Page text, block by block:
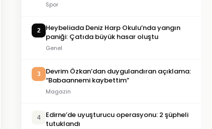
Spor
2
Heybeliada Deniz Harp Okulu’nda yangın
paniği: Çatıda büyük hasar oluştu
Genel
3
Devrim Özkan’dan duygulandıran açıklama:
“Babaannemi kaybettim”
Magazin
4
Edirne’de uyuşturucu operasyonu: 2 şüpheli
tutuklandı